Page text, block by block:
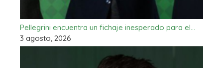
Pellegrini encuentra un fichaje inesperado para el…
3 agosto, 2026